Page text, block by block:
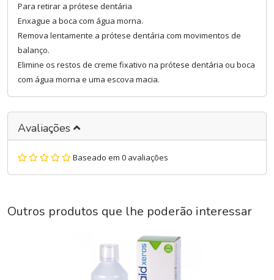
Para retirar a prótese dentária
Enxague a boca com água morna.
Remova lentamente a prótese dentária com movimentos de
balanço.
Elimine os restos de creme fixativo na prótese dentária ou boca
com água morna e uma escova macia.
Avaliações
Baseado em 0 avaliações
Outros produtos que lhe poderão interessar